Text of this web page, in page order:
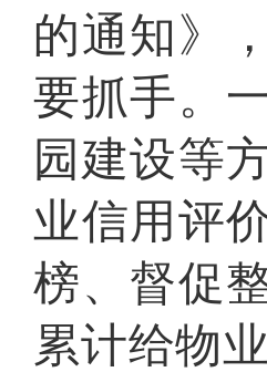
的通知》
要抓手。
园建设等
业信用评
榜、督促
累计给物